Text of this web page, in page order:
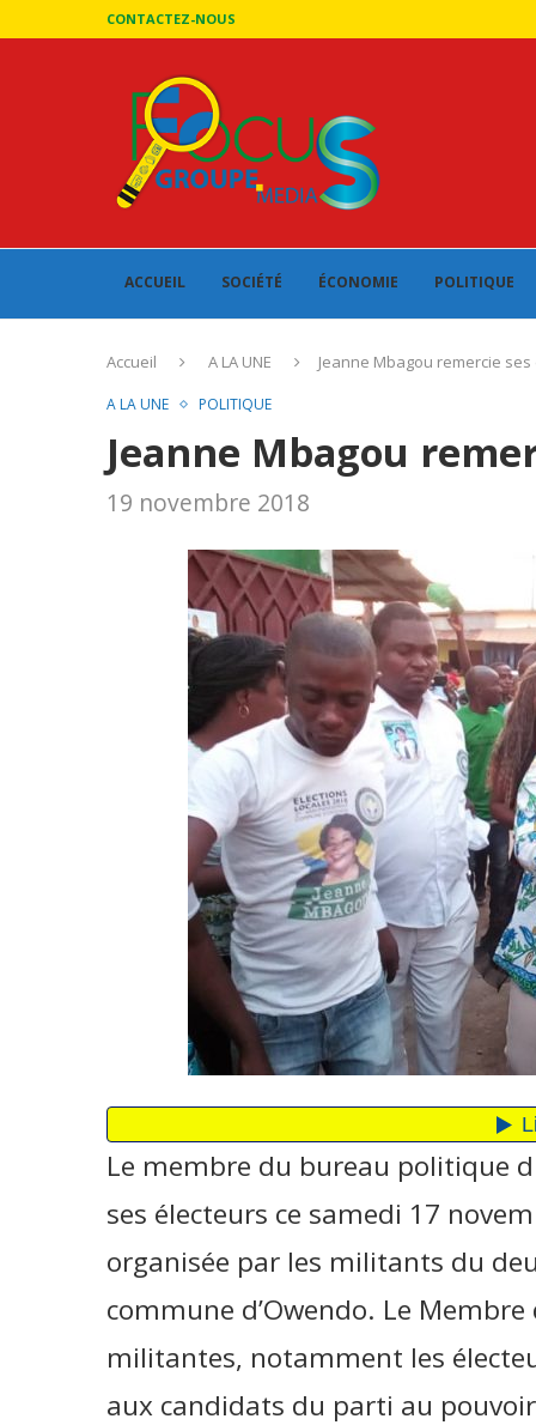
CONTACTEZ-NOUS
ACCUEIL SOCIÉTÉ ÉCONOMIE POLITIQUE
Accueil A LA UNE Jeanne Mbagou remercie
A LA UNE POLITIQUE
Jeanne Mbagou
19 novembre 2018
Le membre du bureau politique
ses électeurs ce samedi 17
organisée par les militants du
commune d’Owendo. Le
militantes, notamment les
aux candidats du parti au